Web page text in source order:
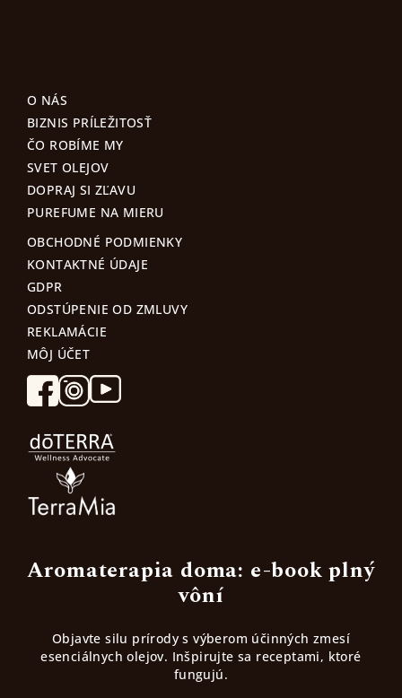
O NÁS
BIZNIS PRÍLEŽITOSŤ
ČO ROBÍME MY
SVET OLEJOV
DOPRAJ SI ZĽAVU
PUREFUME NA MIERU
OBCHODNÉ PODMIENKY
KONTAKTNÉ ÚDAJE
GDPR
ODSTÚPENIE OD ZMLUVY
REKLAMÁCIE
MÔJ ÚČET
Aromaterapia doma: e-book plný
vôní
Objavte silu prírody s výberom účinných zmesí
esenciálnych olejov. Inšpirujte sa receptami, ktoré
fungujú.